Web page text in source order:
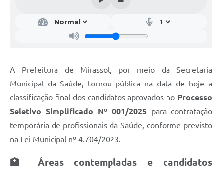
A Prefeitura de Mirassol, por meio da Secretaria
Municipal da Saúde, tornou pública na data de hoje a
classificação final dos candidatos aprovados no Processo
Seletivo Simplificado Nº 001/2025 para contratação
temporária de profissionais da Saúde, conforme previsto
na Lei Municipal nº 4.704/2023.
🏥 Áreas contempladas e candidatos